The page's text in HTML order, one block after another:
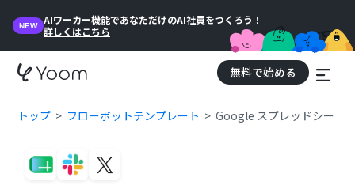
NEW
AIワーカー機能であなただけのAI社員をつくろう！
詳しくはこちら
無料で始める
トップ フローボットテンプレート Google スプレッドシート